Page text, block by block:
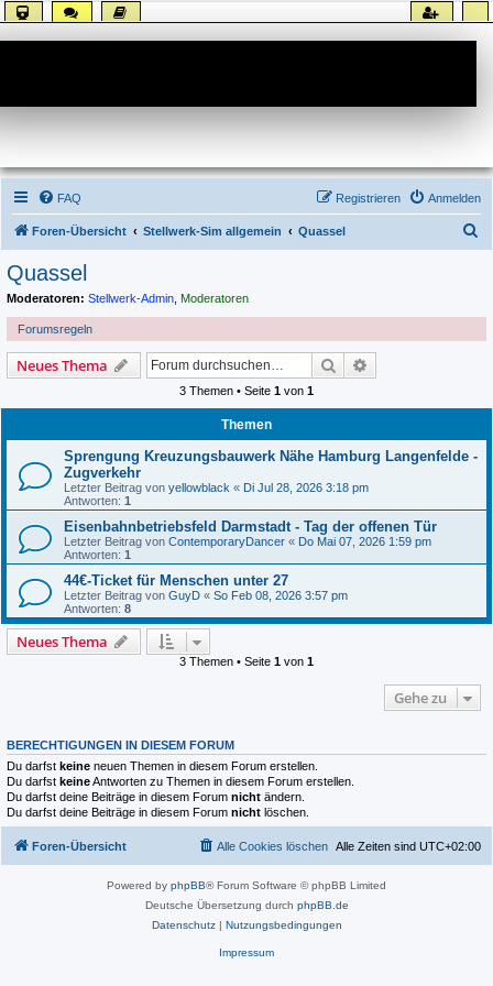
FAQ Anmelden
Registrieren
Foren-Übersicht Stellwerk-Sim allgemein Quassel
Quassel
Moderatoren: Stellwerk-Admin Moderatoren
Forumsregeln
Neues Thema Suche
3 Themen • Seite 1 von 1
Themen
Sprengung Kreuzungsbauwerk Nähe Hamburg Langenfelde -
Zugverkehr
Letzter Beitrag von yellowblack « Di Jul 28, 2026 3:18 pm
Antworten: 1
Eisenbahnbetriebsfeld Darmstadt - Tag der offenen Tür
Letzter Beitrag von ContemporaryDancer « Do Mai 07, 2026 1:59 pm
Antworten: 1
44€-Ticket für Menschen unter 27
Letzter Beitrag von GuyD « So Feb 08, 2026 3:57 pm
Antworten: 8
Neues Thema
3 Themen • Seite 1 von 1
Gehe zu
BERECHTIGUNGEN IN DIESEM FORUM
Du darfst keine neuen Themen in diesem Forum erstellen.
Du darfst keineAntworten zu Themen in diesem Forum erstellen.
Du darfst deine Beiträge in diesem Forum nicht ändern.
Du darfst deine Beiträge in diesem Forum nicht löschen.
Foren-Übersicht Alle Zeiten sind UTC+02:00
Alle Cookies löschen
Powered by phpBB® Forum Software © phpBB Limited
Deutsche Übersetzung durch phpBB.de
Datenschutz| Nutzungsbedingungen
Impressum